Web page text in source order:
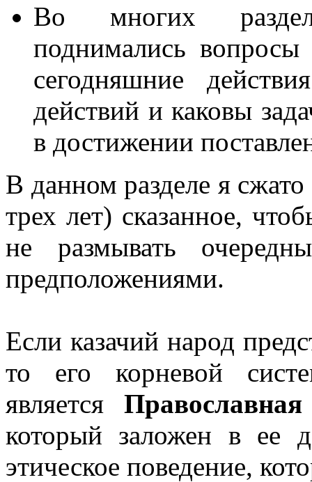
Во многих
поднимались
сегодняшние
действий и каковы
в достижении
В данном разделе я
трех лет) сказанное,
не размывать
предположениями.
Если казачий народ
то его корневой
является
который заложен в ее
этическое поведение,